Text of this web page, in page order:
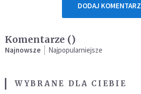
DODAJ KOMENTARZ
Komentarze ()
Najnowsze Najpopularniejsze
WYBRANE DLA CIEBIE